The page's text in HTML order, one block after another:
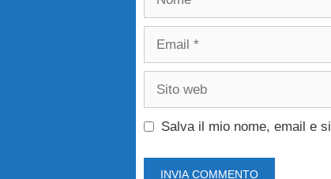
Email
Sito
Salva il mio nome, email e